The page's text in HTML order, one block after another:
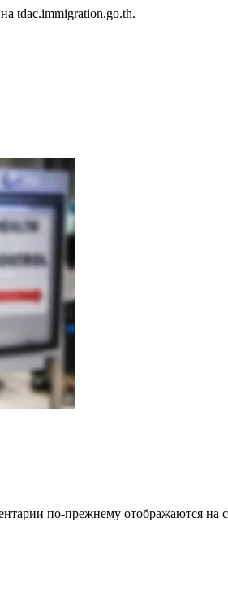
tdac.immigration.go.th.
по‑прежнему отображаются на